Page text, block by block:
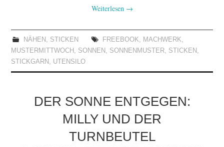
Weiterlesen →
NÄHEN , STICKEN FREEBOOK, MACHWERK,
MUSTERMITTWOCH , SONNEN , SONNENMUSTER, STICKEN ,
STICKGARN , UTENSILO
DER SONNE ENTGEGEN:
MILLY UND DER
TURNBEUTEL